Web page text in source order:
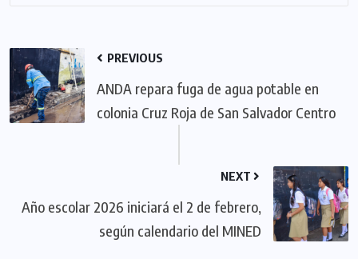
PREVIOUS
ANDA repara fuga de agua potable en
colonia Cruz Roja de San Salvador Centro
NEXT
Año escolar 2026 iniciará el 2 de febrero,
según calendario del MINED